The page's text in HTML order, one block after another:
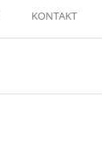
KONTAKT